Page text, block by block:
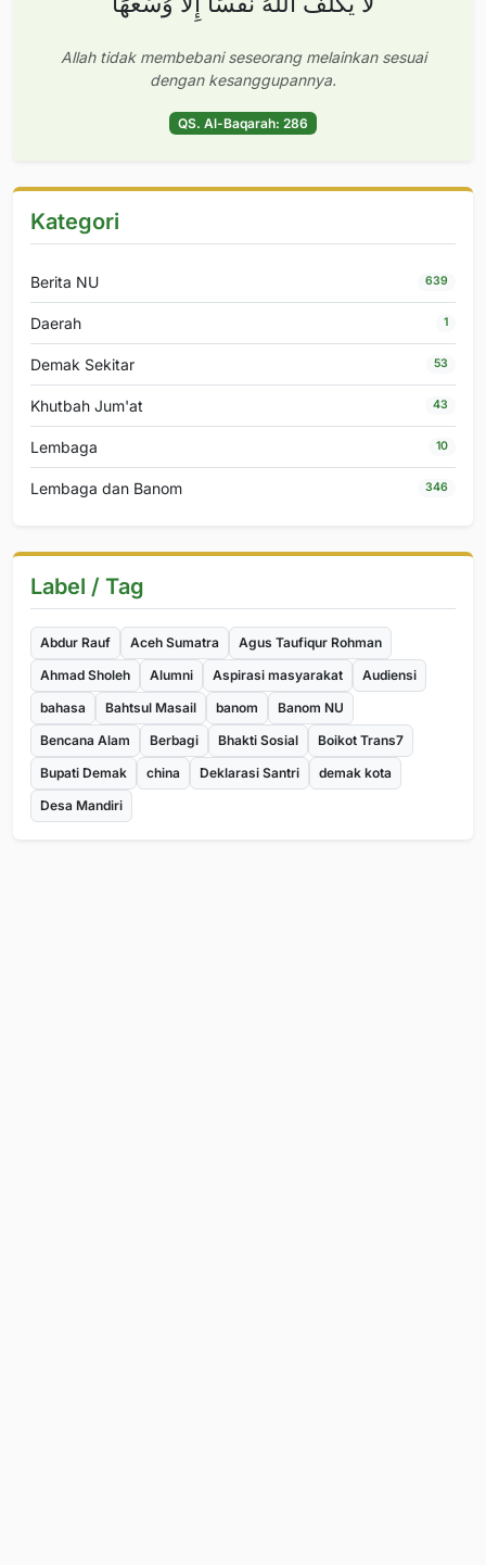
Allah tidak membebani seseorang melainkan sesuai
dengan kesanggupannya.
QS. Al-Baqarah: 286
Kategori
Berita NU 639
Daerah 1
Demak Sekitar 53
Khutbah Jum'at 43
Lembaga 10
Lembaga dan Banom 346
Label / Tag
Abdur Rauf Aceh Sumatra
Agus Taufiqur Rohman
Ahmad Sholeh
Alumni Aspirasi masyarakat
Audiensi
bahasa
Bahtsul Masail banom
Banom NU
Bencana Alam
Berbagi Bhakti Sosial
Boikot Trans7
Bupati Demak
china Deklarasi Santri
demak kota
Desa Mandiri